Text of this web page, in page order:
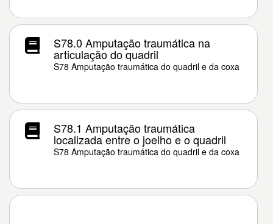
S78.0 Amputação traumática na
articulação do quadril
S78 Amputação traumática do quadril e da coxa
S78.1 Amputação traumática
localizada entre o joelho e o quadril
S78 Amputação traumática do quadril e da coxa